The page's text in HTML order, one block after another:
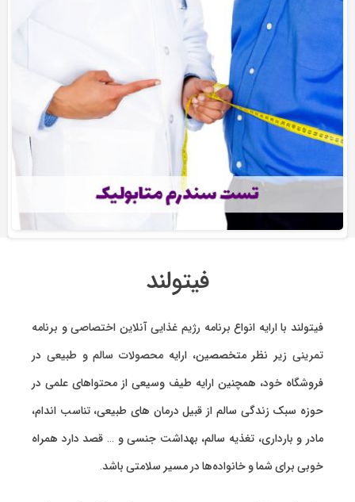
فیتولند
فیتولند با ارایه انواع برنامه رژیم غذایی آنلاین اختصاصیو برنامه
تمرینیزیر نظر متخصصین، ارایه محصولات سالم و طبیعی در
فروشگاه خود، همچنین ارایه طیف وسیعی از محتواهای علمی در
حوزه سبک زندگی سالم از قبیل درمان های طبیعی، تناسب اندام،
مادر و بارداری، تغذیه سالم، بهداشت جنسی و … قصد دارد همراه
خوبی برای شما و خانواده‌ها در مسیر سلامتی باشد.